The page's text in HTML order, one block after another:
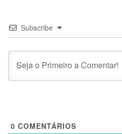
Subscribe
0 COMENTÁRIOS